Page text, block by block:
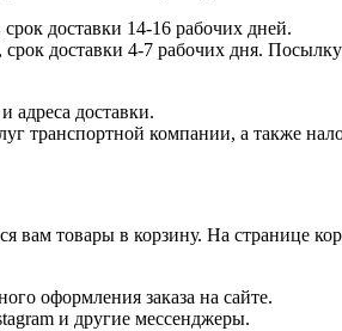
доставки 14-16 рабочих дней.
доставки 4-7 рабочих дня.
адреса доставки.
транспортной компании, а также
вам товары в корзину. На
оформления заказа на сайте.
и другие мессенджеры.